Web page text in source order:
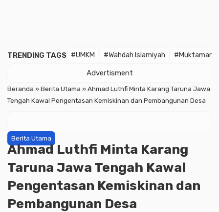
TRENDING TAGS #UMKM #Wahdah Islamiyah #Muktamar
Advertisment
Beranda »Berita Utama »Ahmad Luthfi Minta Karang Taruna Jawa
Tengah Kawal Pengentasan Kemiskinan dan Pembangunan Desa
Berita Utama
Ahmad Luthfi Minta Karang
Taruna Jawa Tengah Kawal
Pengentasan Kemiskinan dan
Pembangunan Desa